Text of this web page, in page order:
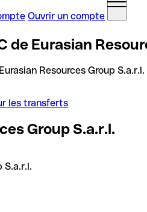
Ouvrir un compte
de Eurasian
Resources Group
les transferts
Group S.a.r.l.
S.a.r.l.